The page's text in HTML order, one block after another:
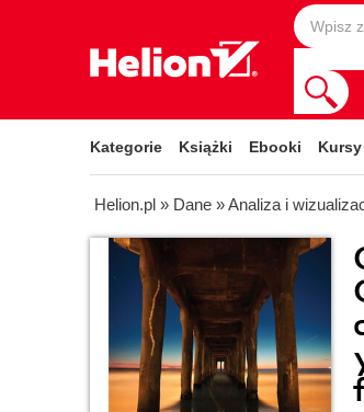
Kategorie Książki Ebooki
Helion.pl » Dane »Analiza i